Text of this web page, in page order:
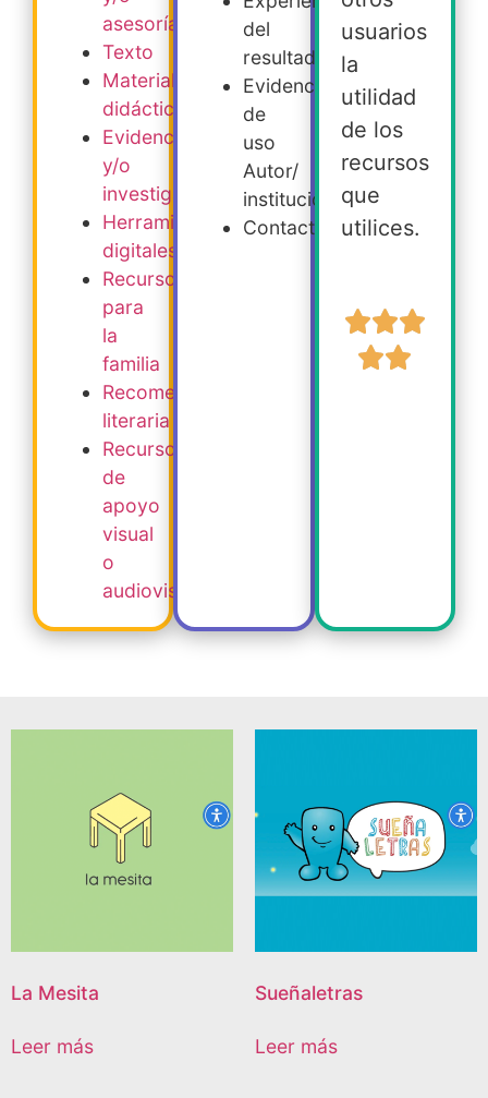
asesoría
Texto
Material
didáctico
Evidencia
y/o
investigación
Herramientas
digitales
Recursos
para
la
familia
Recomendación
literaria
Recursos
de
apoyo
visual
o
audiovisual
del
resultado
Evidencia
de
uso
Autor/
institución
Contacto
usuarios
la
utilidad
de los
recursos
que
utilices.
La Mesita
Leer más
Sueñaletras
Leer más